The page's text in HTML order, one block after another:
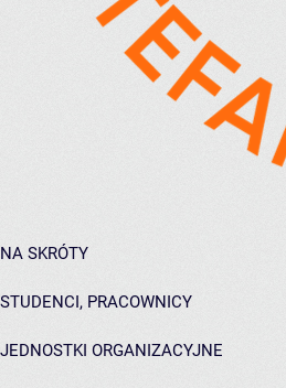
NA SKRÓTY
STUDENCI, PRACOWNICY
JEDNOSTKI ORGANIZACYJNE